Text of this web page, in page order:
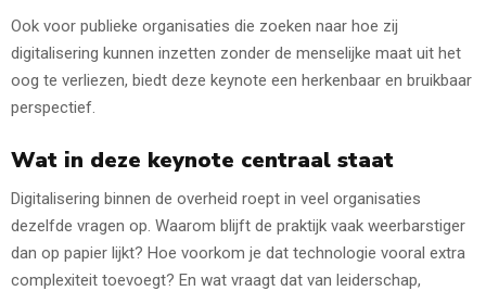
Ook voor publieke organisaties die zoeken naar hoe zij
digitalisering kunnen inzetten zonder de menselijke maat uit het
oog te verliezen, biedt deze keynote een herkenbaar en bruikbaar
perspectief.
Wat in deze keynote centraal staat
Digitalisering binnen de overheid roept in veel organisaties
dezelfde vragen op. Waarom blijft de praktijk vaak weerbarstiger
dan op papier lijkt? Hoe voorkom je dat technologie vooral extra
complexiteit toevoegt? En wat vraagt dat van leiderschap,